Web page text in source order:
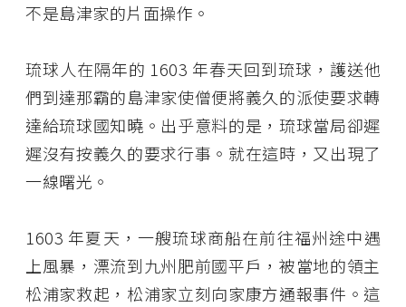
不是島津家的片面操作。
琉球人在隔年的 1603 年春天回到琉球，護送他
們到達那霸的島津家使僧便將義久的派使要求轉
達給琉球國知曉。出乎意料的是，琉球當局卻遲
遲沒有按義久的要求行事。就在這時，又出現了
一線曙光。
1603 年夏天，一艘琉球商船在前往福州途中遇
上風暴，漂流到九州肥前國平戶，被當地的領主
松浦家救起，松浦家立刻向家康方通報事件。這